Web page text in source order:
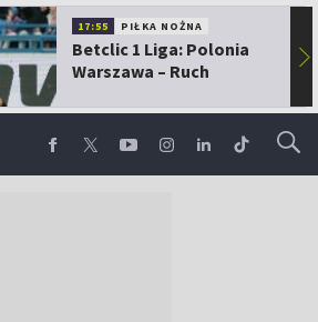
17:55 PIŁKA NOŻNA
Betclic 1 Liga: Polonia
Warszawa – Ruch
▶